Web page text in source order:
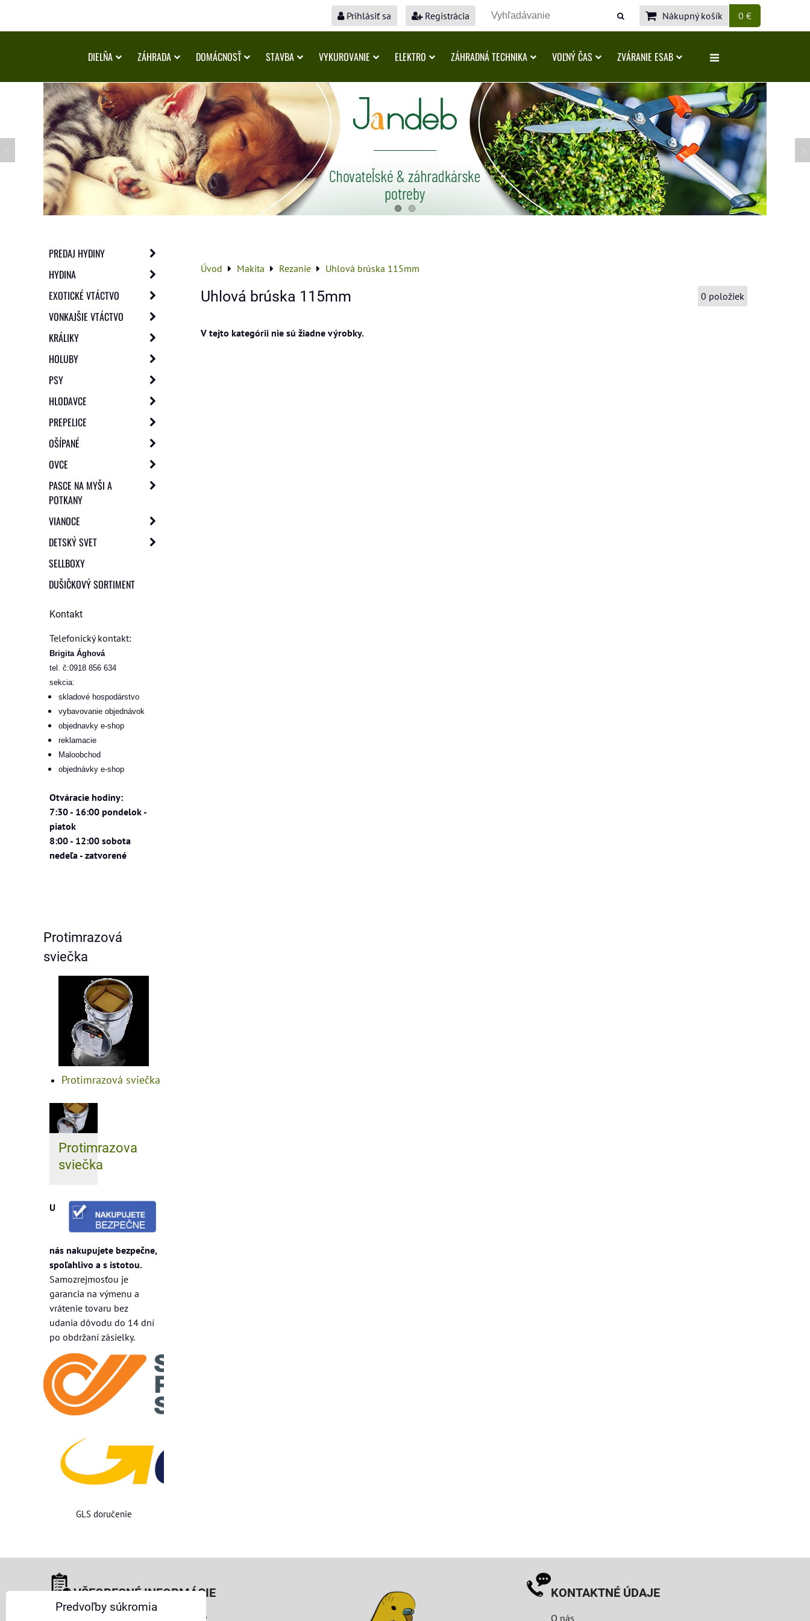
Prihlásiť sa Registrácia Nákupný košík 0 €
DIELŇA ZÁHRADA DOMÁCNOSŤ STAVBA VYKUROVANIE ELEKTRO ZÁHRADNÁ TECHNIKA VOĽNÝ ČAS ZVÁRANIE ESAB
Úvod Makita Rezanie Uhlová brúska 115mm
Uhlová brúska 115mm 0 položiek
PREDAJ HYDINY
HYDINA
EXOTICKÉ VTÁCTVO
VONKAJŠIE VTÁCTVO
KRÁLIKY
HOLUBY
PSY
HLODAVCE
PREPELICE
OŠÍPANÉ
OVCE
PASCE NA MYŠI A
POTKANY
VIANOCE
DETSKÝ SVET
SELLBOXY
DUŠIČKOVÝ SORTIMENT
Kontakt
Telefonický kontakt:
Brigita Ághová
tel. č:0918 856 634
sekcia:
skladové hospodárstvo
vybavovanie objednávok
objednavky e-shop
reklamacie
Maloobchod
objednávky e-shop
Otváracie hodiny:
7:30 - 16:00 pondelok -
piatok
8:00 - 12:00 sobota
nedeľa - zatvorené
Protimrazová
sviečka
Protimrazová sviečka
Protimrazova
sviečka
U
nás nakupujete bezpečne,
spoľahlivo a s istotou.
Samozrejmosťou je
garancia na výmenu a
vrátenie tovaru bez
udania dôvodu do 14 dní
po obdržaní zásielky.
GLS doručenie
VŠEOBECNÉ INFORMÁCIE
Obchodné podmienky pre osoby
KONTAKTNÉ ÚDAJE
O nás
Predvoľby súkromia